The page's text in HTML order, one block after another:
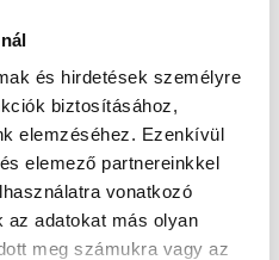
és hirdetések személyre
biztosításához,
elemzéséhez. Ezenkívül
elemező partnereinkkel
vonatkozó
az adatokat más olyan
meg számukra vagy az
való tekintettel
és kiszállítását
Ezzel szeretnénk
változatlanul, a
jussanak el